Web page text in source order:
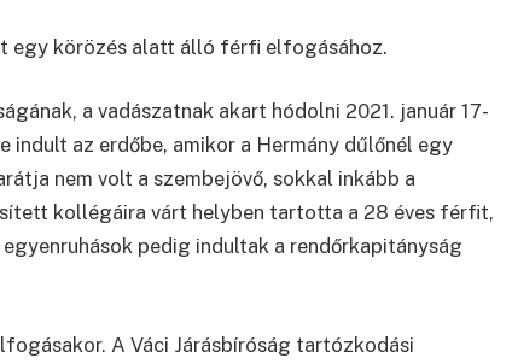
egy körözés alatt álló férfi elfogásához.
a vadászatnak akart hódolni 2021. január 17-
indult az erdőbe, amikor a Hermány dűlőnél egy
nem volt a szembejövő, sokkal inkább a
kollégáira várt helyben tartotta a 28 éves férfit,
pedig indultak a rendőrkapitányság
A Váci Járásbíróság tartózkodási